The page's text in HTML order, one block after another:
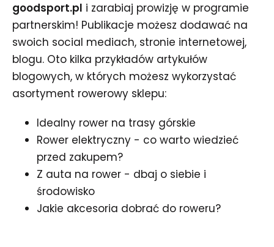
goodsport.pl i zarabiaj prowizję w programie
partnerskim! Publikacje możesz dodawać na
swoich social mediach, stronie internetowej,
blogu. Oto kilka przykładów artykułów
blogowych, w których możesz wykorzystać
asortyment rowerowy sklepu:
Idealny rower na trasy górskie
Rower elektryczny - co warto wiedzieć
przed zakupem?
Z auta na rower - dbaj o siebie i
środowisko
Jakie akcesoria dobrać do roweru?